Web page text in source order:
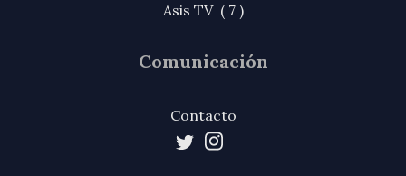
Asis TV ( 7 )
Comunicación
Contacto